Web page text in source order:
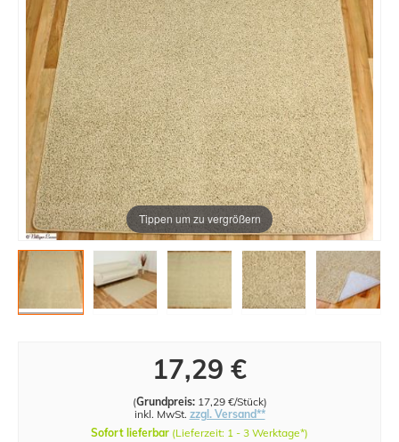
Tippen um zu vergrößern
17,29 €
(Grundpreis: 17,29 €/Stück)
inkl. MwSt. zzgl. Versand**
Sofort lieferbar (Lieferzeit: 1 - 3 Werktage*)